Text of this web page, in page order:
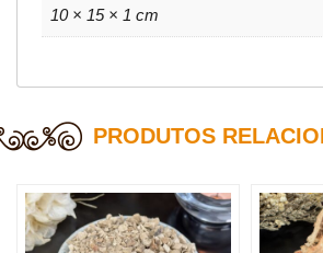
10 × 15 × 1 cm
PRODUTOS